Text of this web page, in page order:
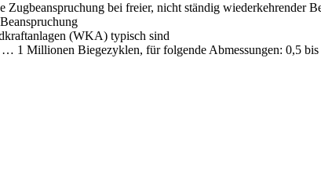
Zugbeanspruchung bei freier, nicht ständig wiederkehrender
(WKA) typisch sind
1 Millionen Biegezyklen, für folgende Abmessungen: 0,5 bis